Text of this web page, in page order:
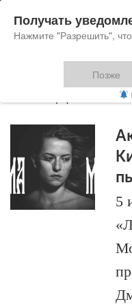
Молдова
5
Получать
Нажмите "Разрешить",
Позже